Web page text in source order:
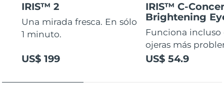
IRIS™ 2
Una mirada fresca. En sólo
1 minuto.
US$ 199
IRIS™ C-
Brightening
Funciona incluso
ojeras más
US$ 54.9